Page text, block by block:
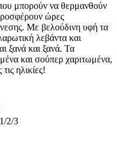
μπορούν να θερμανθούν
ώρες
Με βελούδινη υφή τα
λεβάντα και
ξανά και ξανά. Τα
και σούπερ χαριτωμένα,
ηλικίες!
2/3